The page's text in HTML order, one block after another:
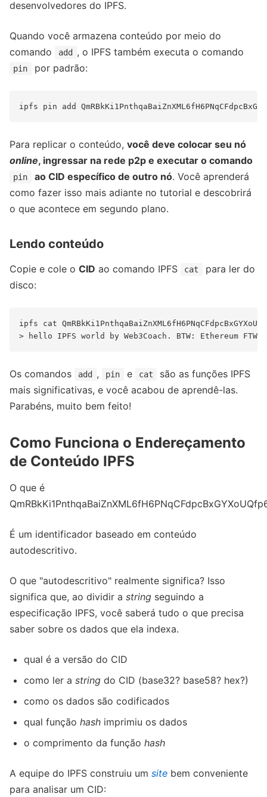
desenvolvedores do IPFS.
Quando você armazena conteúdo por meio do
comando
add , o IPFS também executa o comando
pin por padrão:
Para replicar o conteúdo, você deve colocar seu nó
online, ingressar na rede p2p e executar o comando
pin ao CID específico de outro nó. Você aprenderá
como fazer isso mais adiante no tutorial e descobrirá
o que acontece em segundo plano.
Lendo conteúdo
Copie e cole o CID ao comando IPFS cat
para ler do
disco:
ipfs cat
Os comandos add , pin e cat
são as funções IPFS
mais significativas, e você acabou de aprendê-las.
Parabéns, muito bem feito!
Como Funciona o Endereçamento
de Conteúdo IPFS
O que é
É um identificador baseado em conteúdo
autodescritivo.
O que "autodescritivo" realmente significa? Isso
significa que, ao dividir a string seguindo a
especificação IPFS, você saberá tudo o que precisa
saber sobre os dados que ela indexa.
qual é a versão do CID
como ler a string do CID (base32? base58? hex?)
como os dados são codificados
qual função hash imprimiu os dados
o comprimento da função hash
A equipe do IPFS construiu um site bem conveniente
para analisar um CID: